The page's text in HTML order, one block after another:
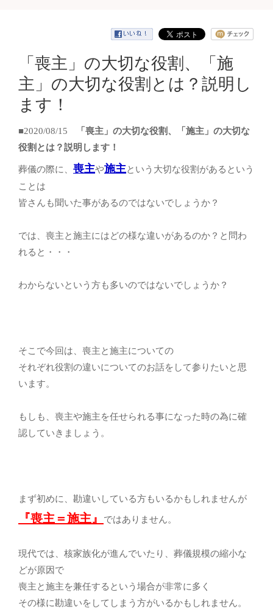
「喪主」の大切な役割、「施
主」の大切な役割とは？説明し
ます！
■2020/08/15
「喪主」の大切な役割、「施主」の大切な
役割とは？説明します！
葬儀の際に、 喪主や施主という大切な役割があるという
ことは
皆さんも聞いた事があるのではないでしょうか？
では、喪主と施主にはどの様な違いがあるのか？と問わ
れると・・・
わからないという方も多いのではないでしょうか？
そこで今回は、喪主と施主についての
それぞれ役割の違いについてのお話をして参りたいと思
います。
もしも、喪主や施主を任せられる事になった時の為に確
認していきましょう。
まず初めに、勘違いしている方もいるかもしれませんが
『喪主＝施主』 ではありません。
現代では、核家族化が進んでいたり、葬儀規模の縮小な
どが原因で
喪主と施主を兼任するという場合が非常に多く
その様に勘違いをしてしまう方がいるかもしれません。